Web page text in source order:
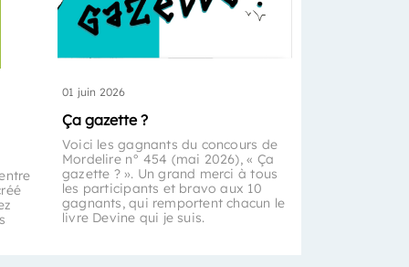
01 juin 2026
Ça gazette ?
Voici les gagnants du concours de
Mordelire n° 454 (mai 2026), « Ça
gazette ? ». Un grand merci à tous
les participants et bravo aux 10
gagnants, qui remportent chacun le
livre Devine qui je suis.